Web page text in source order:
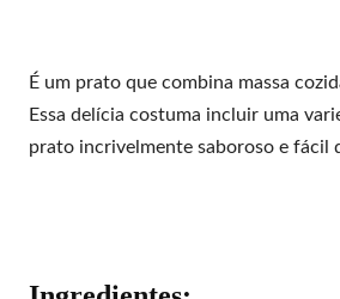
É um prato que combina massa
Essa delícia costuma incluir uma
prato incrivelmente saboroso e fácil